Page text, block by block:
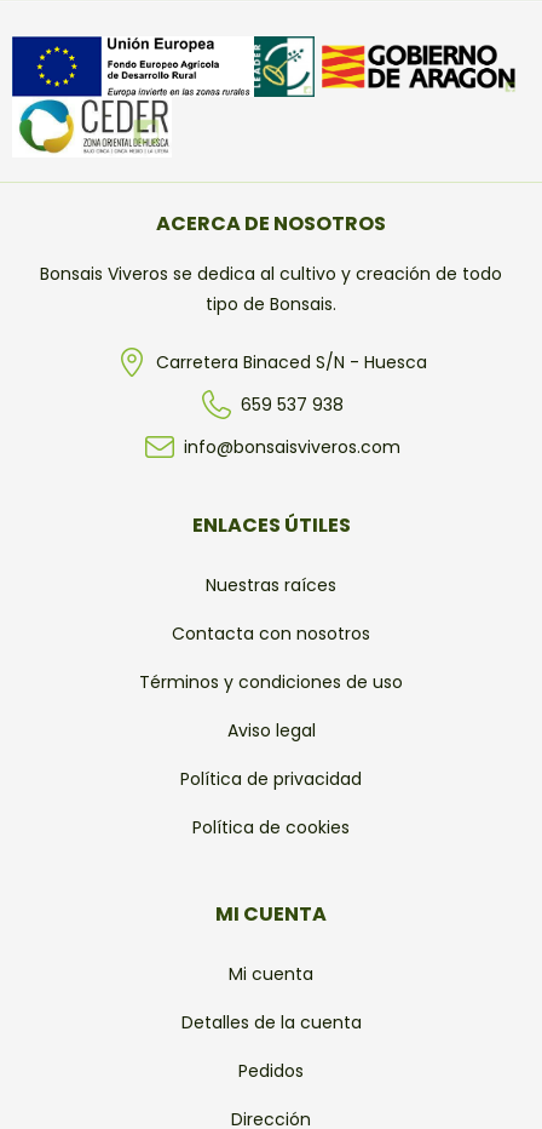
ACERCA DE NOSOTROS
Bonsais Viveros se dedica al cultivo y creación de todo
tipo de Bonsais.
Carretera Binaced S/N - Huesca
659 537 938
info@bonsaisviveros.com
ENLACES ÚTILES
Nuestras raíces
Contacta con nosotros
Términos y condiciones de uso
Aviso legal
Política de privacidad
Política de cookies
MI CUENTA
Mi cuenta
Detalles de la cuenta
Pedidos
Dirección